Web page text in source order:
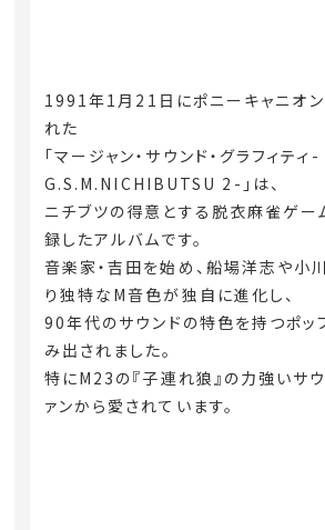
1991年1月21日にポニーキャニオン
れた
「マージャン・サウンド・グラフィティ-
G.S.M.NICHIBUTSU 2-」は、
ニチブツの得意とする脱衣麻雀ゲー
録したアルバムです。
音楽家・吉田を始め、船場洋志や小
り独特なM音色が独自に進化し、
90年代のサウンドの特色を持つポッ
み出されました。
特にM23の『子連れ狼』の力強いサウ
ァンから愛されています。